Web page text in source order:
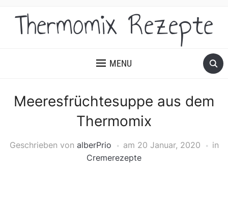
Thermomix Rezepte
MENU
Meeresfrüchtesuppe aus dem
Thermomix
Geschrieben von alberPrio am 20 Januar, 2020
in
Cremerezepte